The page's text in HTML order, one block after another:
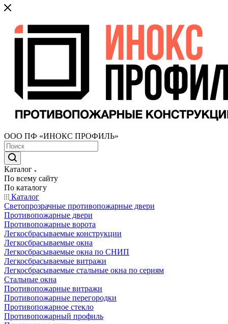
ООО ПФ «ИНОКС ПРОФИЛЬ»
Каталог
По всему сайту
По каталогу
Каталог
Светопрозрачные противопожарные двери
Противопожарные двери
Противопожарные ворота
Легкосбрасываемые конструкции
Легкосбрасываемые окна
Легкосбрасываемые окна по СНИП
Легкосбрасываемые витражи
Легкосбрасываемые стальные окна по сериям
Стальные окна
Противопожарные витражи
Противопожарные перегородки
Противопожарное стекло
Противопожарный профиль